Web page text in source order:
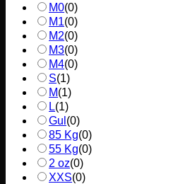
M0(0)
M1(0)
M2(0)
M3(0)
M4(0)
S(1)
M(1)
L(1)
Gul (0)
85 Kg(0)
55 Kg(0)
2 oz(0)
XXS(0)